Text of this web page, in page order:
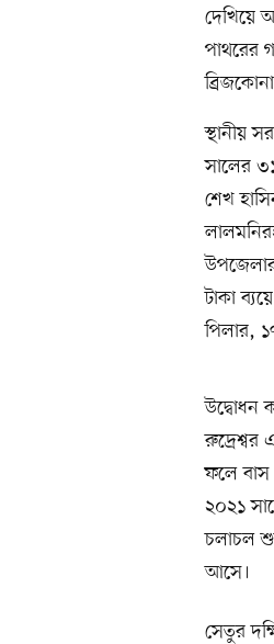
দেখিয়ে
পাথরের
স্থানীয়
সালের
শেখ
টাকা
পিলার,
উদ্বোধন
ফলে বাস
২০২১
চলাচল
আসে।
সেতুর